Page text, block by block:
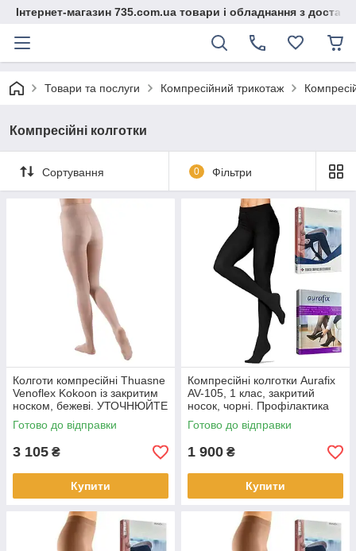
Інтернет-магазин 735.com.ua товари і обладнання з
Товари та послуги Компресійний трикотаж
Компресійні колготки
Сортування 0 Фільтри
Колготи компресійні Thuasne
Venoflex Kokoon із закритим
носком, бежеві. УТОЧНЮЙТЕ
НАЯВНІСТЬ!
Готово до відправки
3 105 ₴
Купити
Компресійні колготки Aurafix
AV-105, 1 клас, закритий
носок, чорні. Профілактика
варикозних захворювань.
Готово до відправки
1 900 ₴
Купити